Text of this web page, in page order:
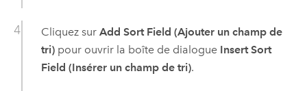
Cliquez sur Add Sort Field (Ajouter un champ de
tri)pour ouvrir la boîte de dialogue Insert Sort
Field (Insérer un champ de tri).